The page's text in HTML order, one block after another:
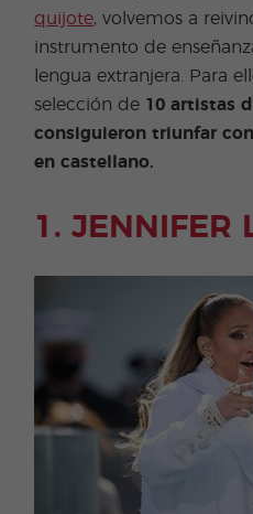
quijote, volvemos a
instrumento de
lengua extranjera. Para
selección de 10 artistas
consiguieron triunfar
en castellano.
1. JENNIFER